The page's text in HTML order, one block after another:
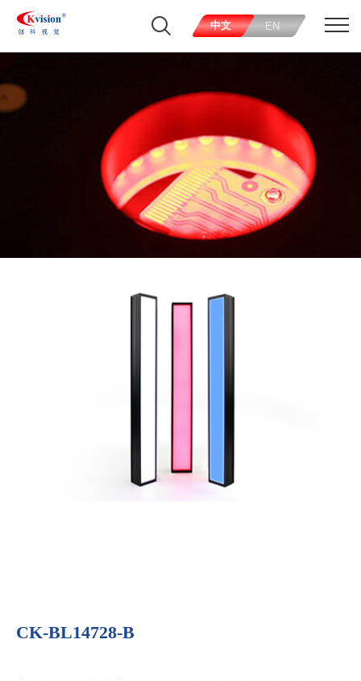
中文 EN
CK-BL14728-B